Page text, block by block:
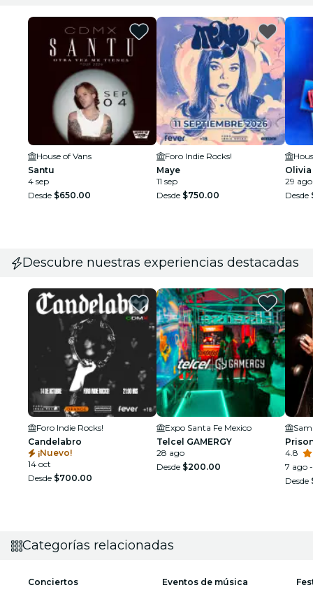
House of Vans
Santu
4 sep
Desde $650.00
Foro Indie Rocks!
Maye
11 sep
Desde $750.00
29 ago
Desde
Descubre nuestras experiencias destacadas
Foro Indie Rocks!
Candelabro
¡Nuevo!
14 oct
Desde $700.00
Expo Santa Fe Mexico
Telcel GAMERGY
28 ago
Desde $200.00
4.8
7 ago
Desde
Categorías relacionadas
Conciertos Eventos de música